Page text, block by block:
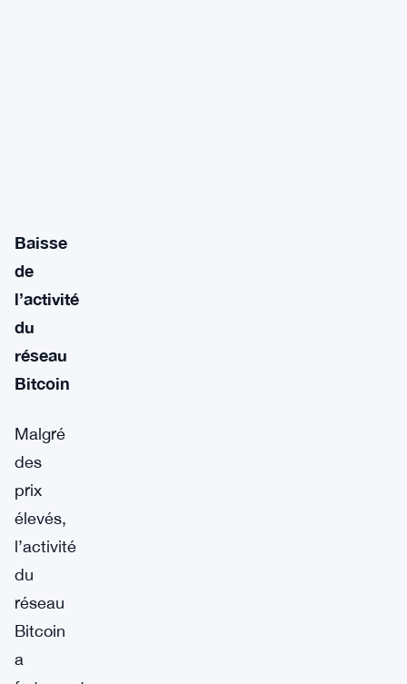
Baisse
de
l’activité
du
réseau
Bitcoin
Malgré
des
prix
élevés,
l’activité
du
réseau
Bitcoin
a